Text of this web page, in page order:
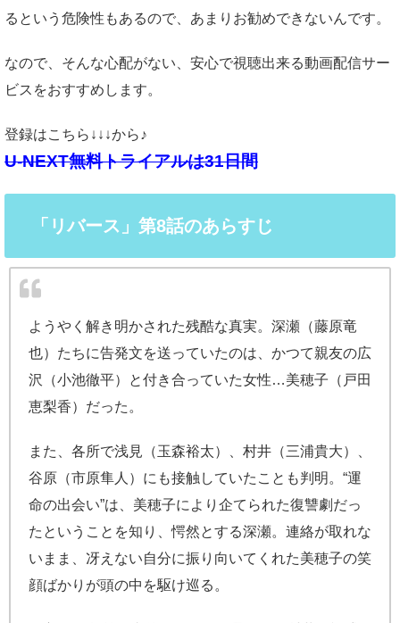
るという危険性もあるので、あまりお勧めできないんです。
なので、そんな心配がない、安心で視聴出来る動画配信サー
ビスをおすすめします。
登録はこちら↓↓↓から♪
U-NEXT無料トライアルは31日間
「リバース」第8話のあらすじ
ようやく解き明かされた残酷な真実。深瀬（藤原竜
也）たちに告発文を送っていたのは、かつて親友の広
沢（小池徹平）と付き合っていた女性…美穂子（戸田
恵梨香）だった。
また、各所で浅見（玉森裕太）、村井（三浦貴大）、
谷原（市原隼人）にも接触していたことも判明。“運
命の出会い”は、美穂子により企てられた復讐劇だっ
たということを知り、愕然とする深瀬。連絡が取れな
いまま、冴えない自分に振り向いてくれた美穂子の笑
顔ばかりが頭の中を駆け巡る。